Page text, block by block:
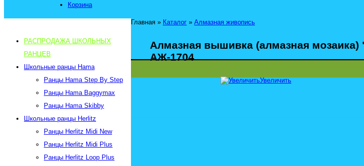
Корзина
РАСПРОДАЖА ШКОЛЬНЫХ
РАНЦЕВ
Школьные ранцы Hama
Ранцы Hama Step By Step
Ранцы Hama Baggymax
Ранцы Hama Skibby
Школьные ранцы Herlitz
Ранцы Herlitz Midi New
Ранцы Herlitz Midi Plus
Ранцы Herlitz Loop Plus
Главная » Каталог » Алмазная живопись
Алмазная вышивка (алмазная
АЖ-1704
Увеличить